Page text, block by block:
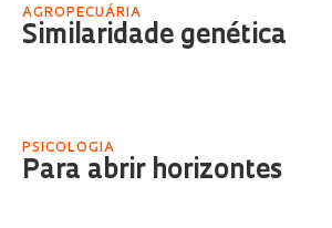
AGROPECUÁRIA
Similaridade genética
PSICOLOGIA
Para abrir horizontes